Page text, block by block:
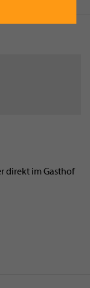
direkt im Gasthof